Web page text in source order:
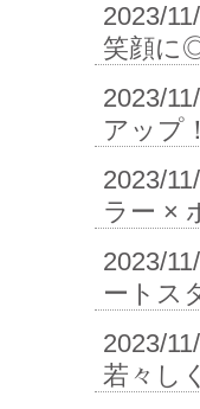
2023/
笑顔に
2023/
アップ！
2023/
ラー ×
2023/
ートス
2023/
若々し